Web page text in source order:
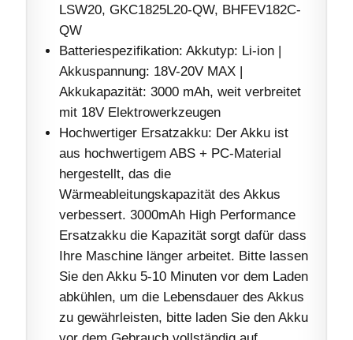
LSW20, GKC1825L20-QW, BHFEV182C-
QW
Batteriespezifikation: Akkutyp: Li-ion |
Akkuspannung: 18V-20V MAX |
Akkukapazität: 3000 mAh, weit verbreitet
mit 18V Elektrowerkzeugen
Hochwertiger Ersatzakku: Der Akku ist
aus hochwertigem ABS + PC-Material
hergestellt, das die
Wärmeableitungskapazität des Akkus
verbessert. 3000mAh High Performance
Ersatzakku die Kapazität sorgt dafür dass
Ihre Maschine länger arbeitet. Bitte lassen
Sie den Akku 5-10 Minuten vor dem Laden
abkühlen, um die Lebensdauer des Akkus
zu gewährleisten, bitte laden Sie den Akku